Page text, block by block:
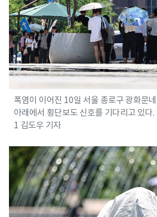
폭염이 이어진 10일 서울 종로구 광화문
아래에서 횡단보도 신호를 기다리고 있
1 김도우 기자